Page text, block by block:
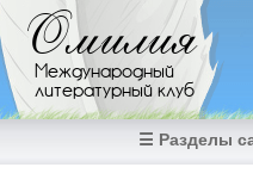
Перейти к основному
Омилия
Международный
литературный клуб
☰ Разделы